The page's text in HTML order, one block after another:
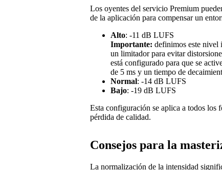
Los oyentes del servicio Premium
de la aplicación para compensar un
Alto: -11 dB LUFS
Importante: definimos este nivel
un limitador para evitar
está configurado para que se
de 5 ms y un tiempo de
Normal: -14 dB LUFS
Bajo: -19 dB LUFS
Esta configuración se aplica a todos
pérdida de calidad.
Consejos para la
La normalización de la intensidad